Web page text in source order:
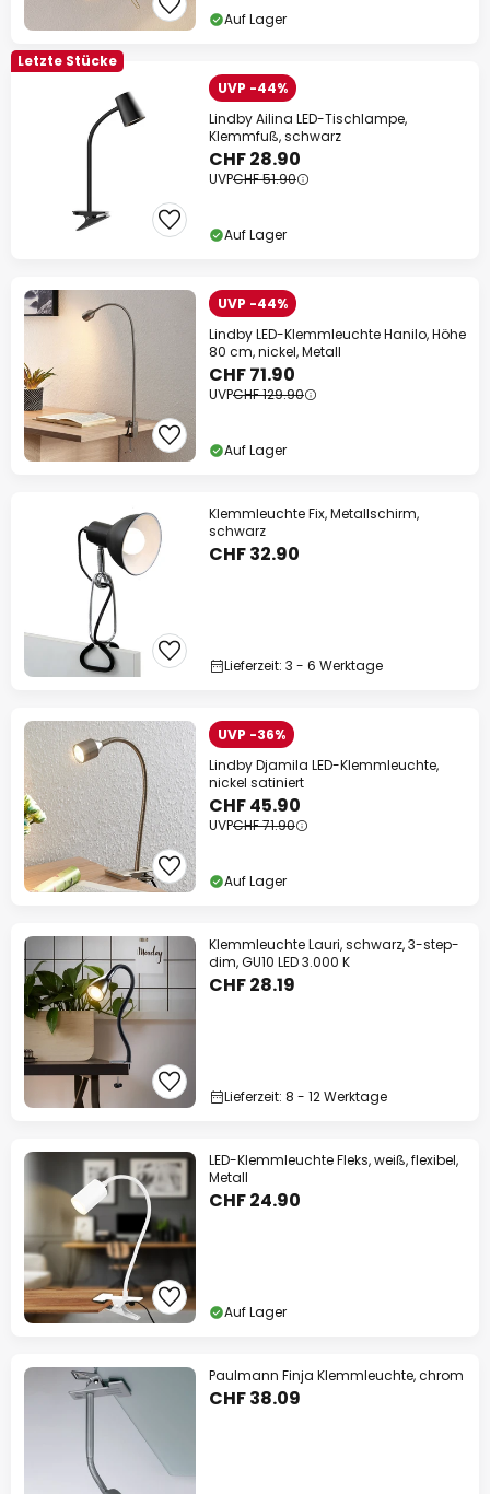
Auf Lager
Letzte Stücke
UVP -44%
Lindby Ailina LED-Tischlampe,
Klemmfuß, schwarz
CHF 28.90
UVPCHF 51.90
Auf Lager
UVP -44%
Lindby LED-Klemmleuchte Hanilo, Höhe
80 cm, nickel, Metall
CHF 71.90
UVPCHF 129.90
Auf Lager
Klemmleuchte Fix, Metallschirm,
schwarz
CHF 32.90
Lieferzeit: 3 - 6 Werktage
UVP -36%
Lindby Djamila LED-Klemmleuchte,
nickel satiniert
CHF 45.90
UVPCHF 71.90
Auf Lager
Klemmleuchte Lauri, schwarz, 3-step-
dim, GU10 LED 3.000 K
CHF 28.19
Lieferzeit: 8 - 12 Werktage
LED-Klemmleuchte Fleks, weiß, flexibel,
Metall
CHF 24.90
Auf Lager
Paulmann Finja Klemmleuchte, chrom
CHF 38.09